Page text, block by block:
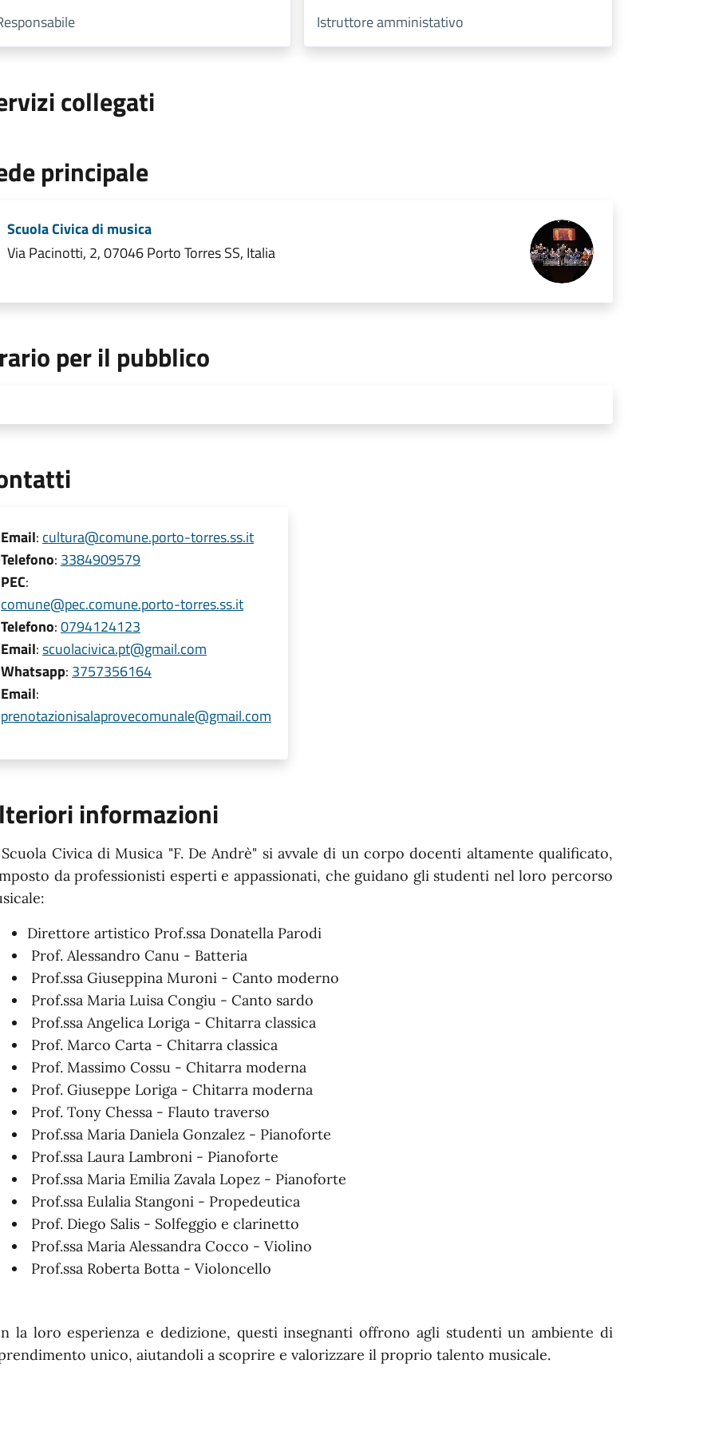
Istruttore amministativo
collegati
principale
Scuola Civica di musica
Via Pacinotti, 2, 07046 Porto Torres SS, Italia
per il pubblico
Email: cultura@comune.porto-torres.ss.it
Telefono: 3384909579
PEC:
comune@pec.comune.porto-torres.ss.it
Telefono:0794124123
Email:scuolacivica.pt@gmail.com
Whatsapp: 3757356164
Email:
prenotazionisalaprovecomunale@gmail.com
informazioni
Civica di Musica "F. De Andrè" si avvale di un corpo docenti altamente qualificato,
da professionisti esperti e appassionati, che guidano gli studenti nel loro percorso
Direttore artistico Prof.ssa Donatella Parodi
Prof. Alessandro Canu - Batteria
Prof.ssa Giuseppina Muroni - Canto moderno
Prof.ssa Maria Luisa Congiu - Canto sardo
Prof.ssa Angelica Loriga - Chitarra classica
Prof. Marco Carta - Chitarra classica
Prof. Massimo Cossu - Chitarra moderna
Prof. Giuseppe Loriga - Chitarra moderna
Prof. Tony Chessa - Flauto traverso
Prof.ssa Maria Daniela Gonzalez - Pianoforte
Prof.ssa Laura Lambroni - Pianoforte
Prof.ssa Maria Emilia Zavala Lopez - Pianoforte
Prof.ssa Eulalia Stangoni - Propedeutica
Prof. Diego Salis - Solfeggio e clarinetto
Prof.ssa Maria Alessandra Cocco - Violino
Prof.ssa Roberta Botta - Violoncello
la loro esperienza e dedizione, questi insegnanti offrono agli studenti un ambiente di
unico, aiutandoli a scoprire e valorizzare il proprio talento musicale.